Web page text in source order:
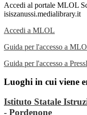
Accedi al portale MLOL
isiszanussi.medialibrary.it
Accedi a MLOL
Guida per l'accesso a
Guida per l'accesso a
Luoghi in cui viene
Istituto Statale
- Pordenone